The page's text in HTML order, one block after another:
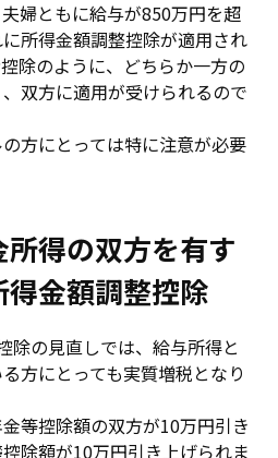
婦ともに給与が850万円を超
所得金額調整控除が適用され
除のように、どちらか一方の
双方に適用が受けられるので
方にとっては特に注意が必要
得の双方を有す
金額調整控除
除の見直しでは、給与所得と
方にとっても実質増税となり
等控除額の双方が10万円引き
除額が10万円引き上げられま